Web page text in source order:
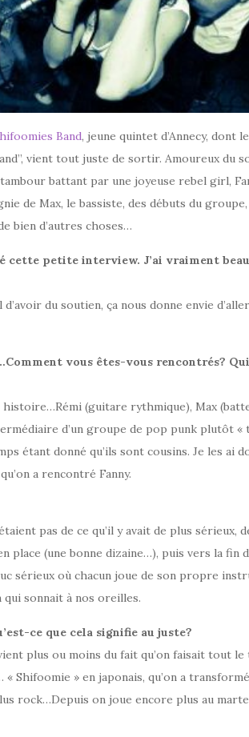
Band, jeune quintet d’Annecy, dont
vient tout juste de sortir. Amoureux du
battant par une joyeuse rebel girl,
de Max, le bassiste, des débuts du
bien d’autres choses…
cette petite interview. J’ai vraiment
du soutien, ça nous donne envie
vous êtes-vous rencontrés?
histoire…Rémi (guitare rythmique), Max
d’un groupe de pop punk plutôt «
étant donné qu’ils sont cousins. Je les ai
a rencontré Fanny.
pas de ce qu’il y avait de plus sérieux,
place (une bonne dizaine…), puis vers la fin
sérieux où chacun joue de son propre
sonnait à nos oreilles.
ce que cela signifie au juste?
plus ou moins du fait qu’on faisait tout le
Shifoomie » en japonais, qu’on a
rock…Depuis on joue encore plus au